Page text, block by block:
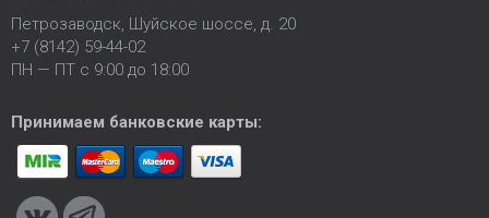
Петрозаводск, Шуйское шоссе, д. 20
+7 (8142) 59-44-02
ПН — ПТ с 9:00 до 18:00
Принимаем банковские карты: